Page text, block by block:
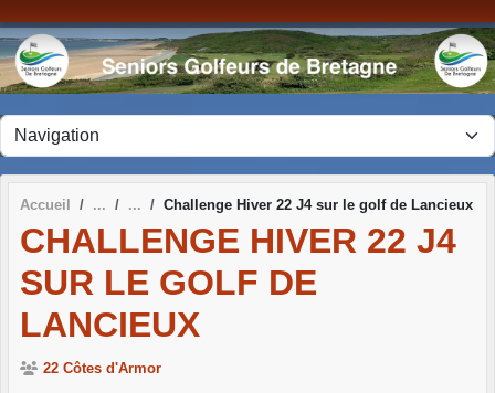
Accueil Challenge Hiver 22 J4 sur le golf de Lancieux
CHALLENGE HIVER 22 J4
SUR LE GOLF DE
LANCIEUX
22 Côtes d'Armor